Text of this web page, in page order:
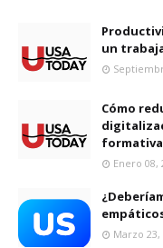
un
Cómo
formativa
Enero 08,
Marzo 23,